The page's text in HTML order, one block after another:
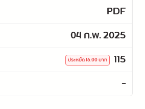
PDF
04 ก.พ. 2025
115
ประหยัด16.00บาท
-